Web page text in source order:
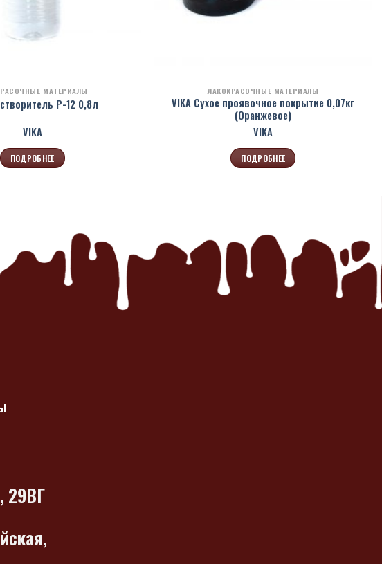
МАТЕРИАЛЫ
Р-12 0,8л
VIKA
ПОДРОБНЕЕ
ЛАКОКРАСОЧНЫЕ МАТЕРИАЛЫ
VIKA Сухое проявочное покрытие 0,07кг
(Оранжевое)
VIKA
ПОДРОБНЕЕ
29ВГ